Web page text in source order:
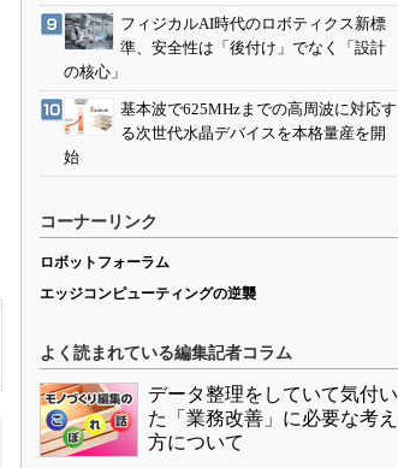
フィジカルAI時代のロボティクス新標
準、安全性は「後付け」でなく「設計
の核心」
基本波で625MHzまでの高周波に対応す
る次世代水晶デバイスを本格量産を開
始
コーナーリンク
ロボットフォーラム
エッジコンピューティングの逆襲
よく読まれている編集記者コラム
データ整理をしていて気付い
た「業務改善」に必要な考え
方について